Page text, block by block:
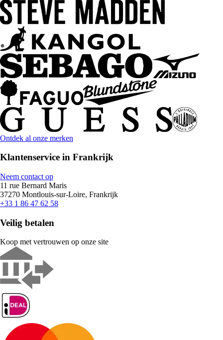
Ontdek al onze merken
Klantenservice in Frankrijk
Neem contact op
11 rue Bernard Maris
37270 Montlouis-sur-Loire, Frankrijk
+33 1 86 47 62 58
Veilig betalen
Koop met vertrouwen op onze site